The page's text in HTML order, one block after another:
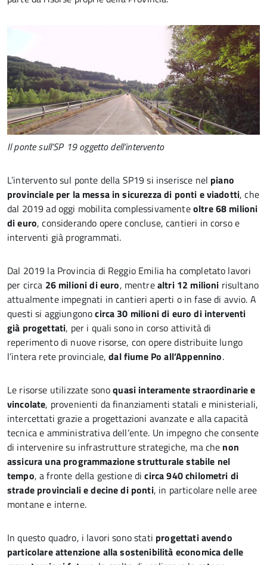
Il ponte sull’SP 19 oggetto dell’intervento
L’intervento sul ponte della SP19 si inserisce nel piano
provinciale per la messa in sicurezza di ponti e viadotti, che
dal 2019 ad oggi mobilita complessivamenteoltre 68 milioni
di euro, considerando opere concluse, cantieri in corso e
interventi già programmati.
Dal 2019 la Provincia di Reggio Emilia ha completato lavori
per circa 26 milioni di euro, mentrealtri 12 milioni risultano
attualmente impegnati in cantieri aperti o in fase di avvio. A
questi si aggiungonocirca 30 milioni di euro di interventi
già progettati, per i quali sono in corso attività di
reperimento di nuove risorse, con opere distribuite lungo
l’intera rete provinciale,dal fiume Po all’Appennino.
Le risorse utilizzate sonoquasi interamente straordinarie e
vincolate, provenienti da finanziamenti statali e ministeriali,
intercettati grazie a progettazioni avanzate e alla capacità
tecnica e amministrativa dell’ente. Un impegno che consente
di intervenire su infrastrutture strategiche, ma che non
assicura una programmazione strutturale stabile nel
tempo, a fronte della gestione dicirca 940 chilometri di
strade provinciali e decine di ponti, in particolare nelle aree
montane e interne.
In questo quadro, i lavori sono stati progettati avendo
particolare attenzione alla sostenibilità economica delle